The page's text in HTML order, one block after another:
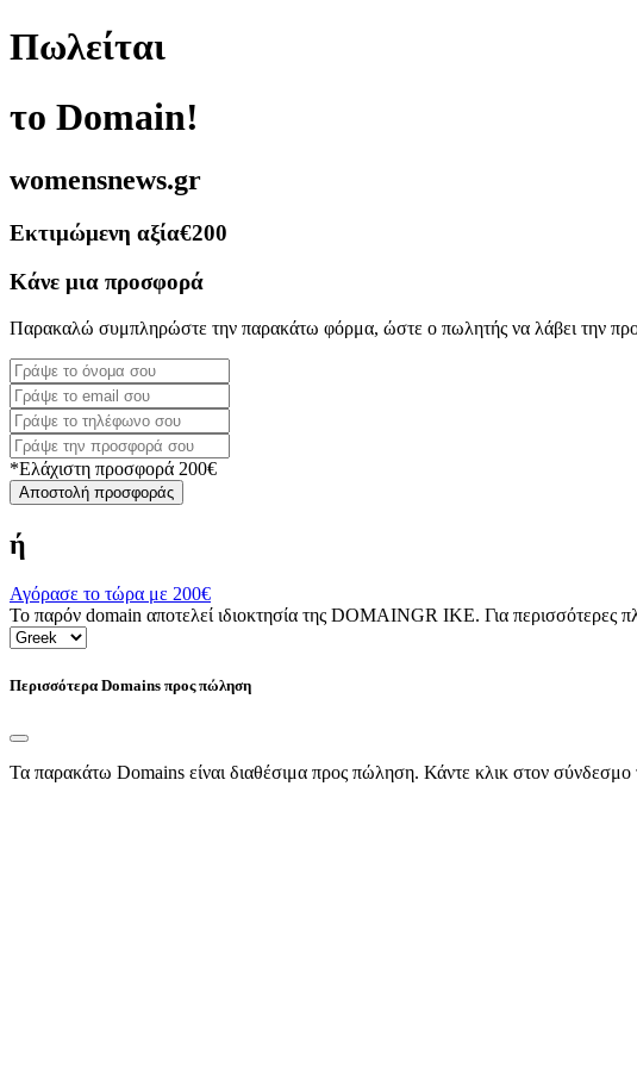
Πωλείται
το Domain!
womensnews.gr
Εκτιμώμενη αξία€200
Κάνε μια προσφορά
Παρακαλώ συμπληρώστε την παρακάτω φόρμα, ώστε ο πωλητής να λάβει την
*Ελάχιστη προσφορά 200€
Αποστολή προσφοράς
ή
Αγόρασε το τώρα με 200€
Το παρόν domain αποτελεί ιδιοκτησία της DOMAINGR ΙΚΕ. Για περισσότερες
Περισσότερα Domains προς πώληση
Τα παρακάτω Domains είναι διαθέσιμα προς πώληση. Κάντε κλικ στον σύνδεσμο